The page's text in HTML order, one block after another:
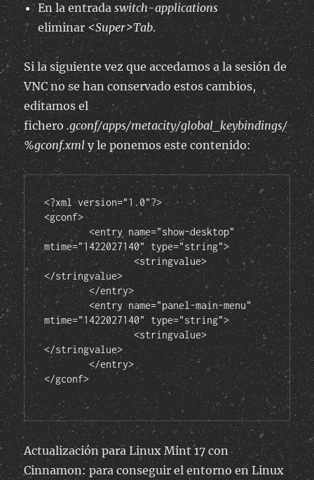
En la entradaswitch-applications
eliminar<Super>Tab.
Si la siguiente vez que accedamos a la sesión de
VNC no se han conservado estos cambios,
editamos el
fichero.gconf/apps/metacity/global_keybindings/
%gconf.xmly le ponemos este contenido:
<?xml version="1.0"?>
<gconf>
	<entry name="show-desktop"
mtime="1422027140" type="string">
		<stringvalue>
</stringvalue>
	</entry>
	<entry name="panel-main-menu"
mtime="1422027140" type="string">
		<stringvalue>
</stringvalue>
	</entry>
</gconf>
Actualización para Linux Mint 17 con
Cinnamon: para conseguir el entorno en Linux